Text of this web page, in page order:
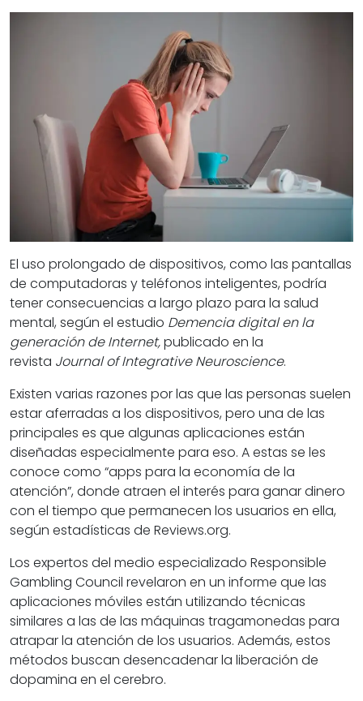
El uso prolongado de dispositivos, como las pantallas
de computadoras y teléfonos inteligentes, podría
tener consecuencias a largo plazo para la salud
mental, según el estudio Demencia digital en la
generación de Internet,publicado en la
revista Journal of Integrative Neuroscience.
Existen varias razones por las que las personas suelen
estar aferradas a los dispositivos, pero una de las
principales es que algunas aplicaciones están
diseñadas especialmente para eso. A estas se les
conoce como “apps para la economía de la
atención”, donde atraen el interés para ganar dinero
con el tiempo que permanecen los usuarios en ella,
según estadísticas de Reviews.org.
Los expertos del medio especializado Responsible
Gambling Council revelaron en un informe que las
aplicaciones móviles están utilizando técnicas
similares a las de las máquinas tragamonedas para
atrapar la atención de los usuarios. Además, estos
métodos buscan desencadenar la liberación de
dopamina en el cerebro.